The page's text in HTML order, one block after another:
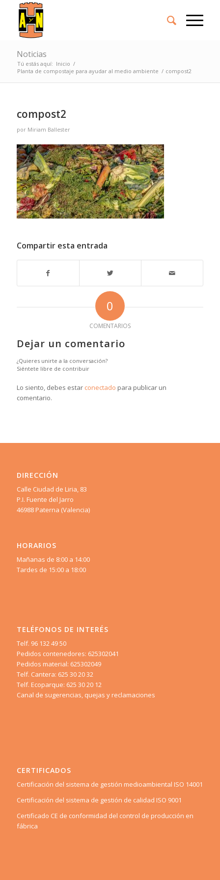
Noticias
Tú estás aquí: Inicio /
Planta de compostaje para ayudar al medio ambiente / compost2
compost2
por Miriam Ballester
Compartir esta entrada
0
COMENTARIOS
Dejar un comentario
¿Quieres unirte a la conversación?
Siéntete libre de contribuir
Lo siento, debes estar conectado para publicar un
comentario.
DIRECCIÓN
Calle Ciudad de Liria, 83
P.I. Fuente del Jarro
46988 Paterna (Valencia)
HORARIOS
Mañanas de 8:00 a 14:00
Tardes de 15:00 a 18:00
TELÉFONOS DE INTERÉS
Telf. 96 132 49 50
Pedidos contenedores: 625302041
Pedidos material: 625302049
Telf. Cantera: 625 30 20 32
Telf. Ecoparque: 625 30 20 12
Canal de sugerencias, quejas y reclamaciones
CERTIFICADOS
Certificación del sistema de gestión medioambiental ISO 14001
Certificación del sistema de gestión de calidad ISO 9001
Certificado CE de conformidad del control de producción en
fábrica